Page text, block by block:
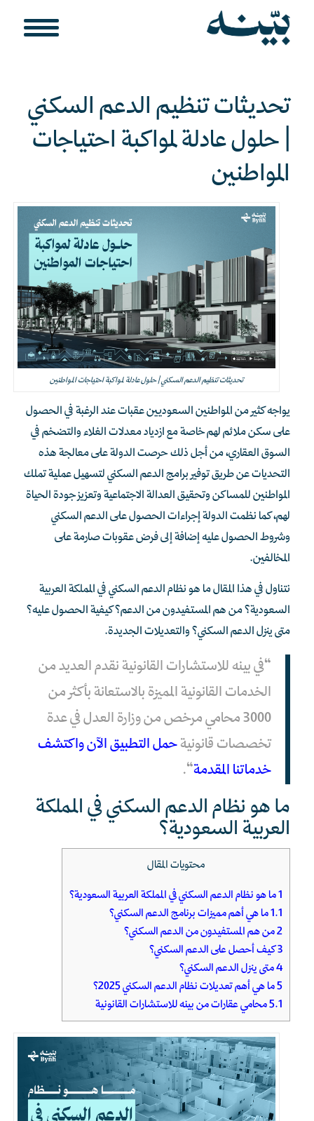
تحديثات تنظيم الدعم السكني
| حلول عادلة لمواكبة احتياجات
المواطنين
تحديثات تنظيم الدعم السكني | حلول عادلة لمواكبة احتياجات المواطنين
يواجه كثير من المواطنين السعوديين عقبات عند الرغبة في الحصول
على سكن ملائم لهم خاصة مع ازدياد معدلات الغلاء والتضخم في
السوق العقاري، من أجل ذلك حرصت الدولة على معالجة هذه
التحديات عن طريق توفير برامج الدعم السكني لتسهيل عملية تملك
المواطنين للمساكن وتحقيق العدالة الاجتماعية وتعزيز جودة الحياة
لهم، كما نظمت الدولة إجراءات الحصول على الدعم السكني
وشروط الحصول عليه إضافة إلى فرض عقوبات صارمة على
المخالفين.
نتناول في هذا المقال ما هو نظام الدعم السكني في المملكة العربية
السعودية؟ من هم المستفيدون من الدعم؟ كيفية الحصول عليه؟
متى ينزل الدعم السكني؟ والتعديلات الجديدة.
“في بينه للاستشارات القانونية نقدم العديد من
الخدمات القانونية المميزة بالاستعانة بأكثر من
3000 محامي مرخص من وزارة العدل في عدة
تخصصات قانونيةحمل التطبيق الآن واكتشف
خدماتنا المقدمة“.
ما هو نظام الدعم السكني في المملكة
العربية السعودية؟
محتويات المقال
1ما هو نظام الدعم السكني في المملكة العربية السعودية؟
1.1ما هي أهم مميزات برنامج الدعم السكني؟
2من هم المستفيدون من الدعم السكني؟
3كيف أحصل على الدعم السكني؟
4متى ينزل الدعم السكني؟
5ما هي أهم تعديلات نظام الدعم السكني 2025؟
5.1محامي عقارات من بينه للاستشارات القانونية